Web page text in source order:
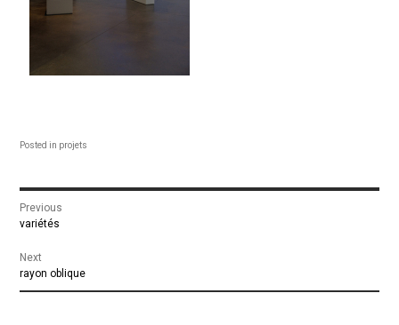
Posted in projets
Navigation
de
l’article
Previous
Previous
variétés
Next
Next
post:
rayon oblique